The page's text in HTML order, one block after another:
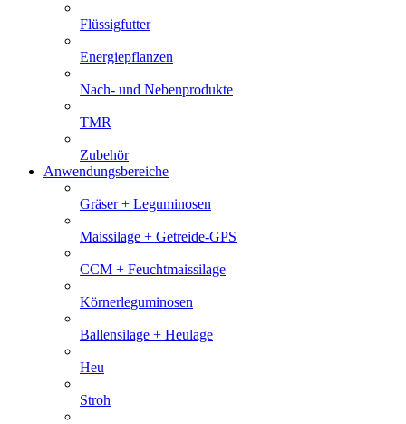
Flüssigfutter
Energiepflanzen
Nach- und Nebenprodukte
TMR
Zubehör
Anwendungsbereiche
Gräser + Leguminosen
Maissilage + Getreide-GPS
CCM + Feuchtmaissilage
Körnerleguminosen
Ballensilage + Heulage
Heu
Stroh